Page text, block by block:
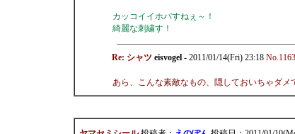
カッコイイホバすねぇ～！
綺麗な刺繍す！
Re: シャツ eisvogel - 2011/01/14(Fri) 23:18 No.1163
あら、こんな素敵なもの、隠しておいちゃダメ